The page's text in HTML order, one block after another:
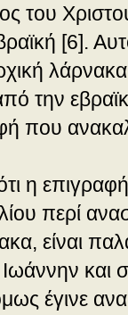
του
[6].
την
που
η
περί
είναι
και
έγινε